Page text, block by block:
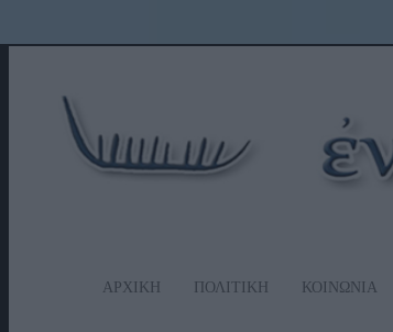
ΑΡΧΙΚΗ ΠΟΛΙΤΙΚΗ ΚΟΙΝΩΝΙΑ